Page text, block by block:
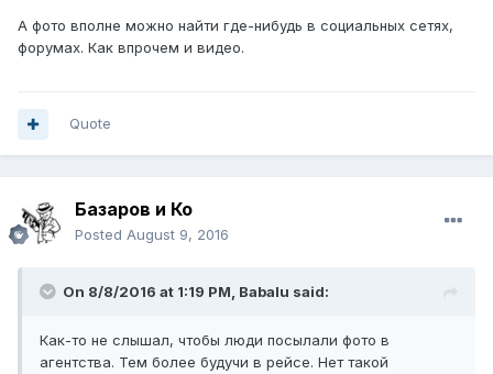
А фото вполне можно найти где-нибудь в социальных сетях,
форумах. Как впрочем и видео.
Quote
Базаров и Ко
Posted August 9, 2016
On 8/8/2016 at 1:19 PM, Babalu said:
Как-то не слышал, чтобы люди посылали фото в
агентства. Тем более будучи в рейсе. Нет такой